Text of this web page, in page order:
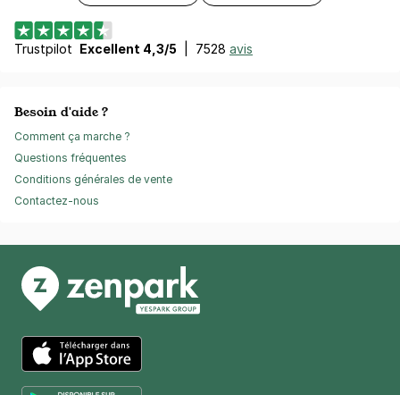
Trustpilot Excellent 4,3/5 7528 avis
Besoin d'aide ?
Comment ça marche ?
Questions fréquentes
Conditions générales de vente
Contactez-nous
App Store